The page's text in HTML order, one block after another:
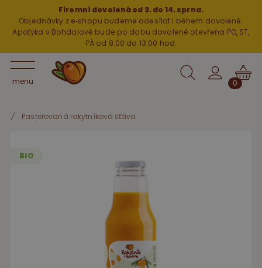
Firemní dovolená od 3. do 14. sprna.
Objednávky z e‑shopu budeme odesílat i během dovolené.
Apatyka v Bohdalově bude po dobu dovolené otevřena PO, ST,
PÁ od 8:00 do 13:00 hod.
menu 0
/ Pasterovaná rakytníková šťáva
BIO